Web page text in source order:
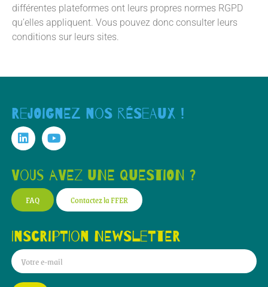
différentes plateformes ont leurs propres normes RGPD
qu’elles appliquent. Vous pouvez donc consulter leurs
conditions sur leurs sites.
Rejoignez nos réseaux !
Vous avez une question ?
FAQ Contactez la FFER
Inscription newsletter